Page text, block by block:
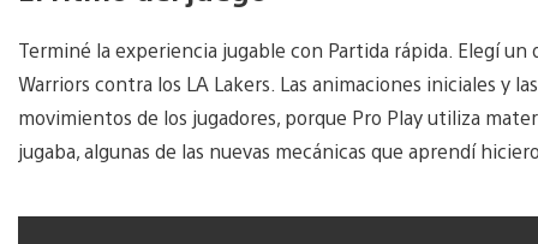
Terminé la experiencia jugable con Partida rápida. Elegí
Warriors contra los LA Lakers. Las animaciones iniciales y
movimientos de los jugadores, porque Pro Play utiliza
jugaba, algunas de las nuevas mecánicas que aprendí